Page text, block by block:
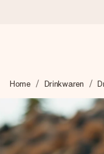
We maken jouw
razendsnel
het juiste moment,
Home Drinkwaren